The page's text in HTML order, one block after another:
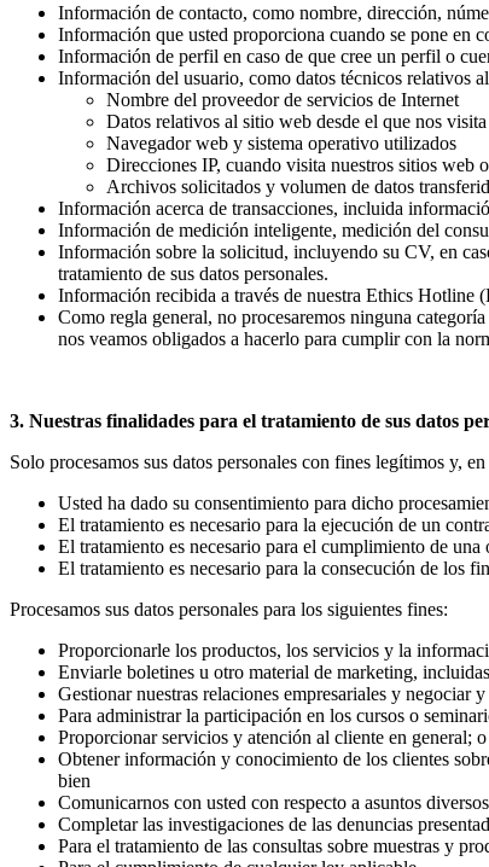
Información de contacto, como nombre, dirección,
Información que usted proporciona cuando se pone en
Información de perfil en caso de que cree un perfil o
Información del usuario, como datos técnicos relativos
Nombre del proveedor de servicios de Internet
Datos relativos al sitio web desde el que nos
Navegador web y sistema operativo utilizados
Direcciones IP, cuando visita nuestros sitios web
Archivos solicitados y volumen de datos
Información acerca de transacciones, incluida
Información de medición inteligente, medición del
Información sobre la solicitud, incluyendo su CV, en
tratamiento de sus datos personales.
Información recibida a través de nuestra Ethics Hotline
Como regla general, no procesaremos ninguna
nos veamos obligados a hacerlo para cumplir con la
3. Nuestras finalidades para el tratamiento de sus datos
Solo procesamos sus datos personales con fines legítimos y,
Usted ha dado su consentimiento para dicho
El tratamiento es necesario para la ejecución de un
El tratamiento es necesario para el cumplimiento de
El tratamiento es necesario para la consecución de los
Procesamos sus datos personales para los siguientes fines:
Proporcionarle los productos, los servicios y la
Enviarle boletines u otro material de marketing,
Gestionar nuestras relaciones empresariales y negociar
Para administrar la participación en los cursos o
Proporcionar servicios y atención al cliente en general;
Obtener información y conocimiento de los clientes
bien
Comunicarnos con usted con respecto a asuntos
Completar las investigaciones de las denuncias
Para el tratamiento de las consultas sobre muestras y